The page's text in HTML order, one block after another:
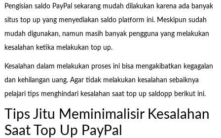
Pengisian saldo PayPal sekarang mudah dilakukan karena ada banyak
situs top up yang menyediakan saldo platform ini. Meskipun sudah
mudah digunakan, namun masih banyak pengguna yang melakukan
kesalahan ketika melakukan top up.
Kesalahan dalam melakukan proses ini bisa mengakibatkan kegagalan
dan kehilangan uang. Agar tidak melakukan kesalahan sebaiknya
pelajari tips menghindari kesalahan saat top up saldopp berikut ini.
Tips Jitu Meminimalisir Kesalahan
Saat Top Up PayPal